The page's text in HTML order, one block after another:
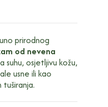
prirodnog
od nevena
suhu, osjetljivu kožu,
usne ili kao